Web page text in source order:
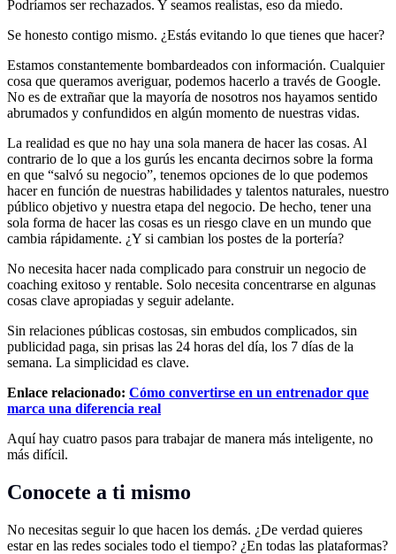
Podríamos ser rechazados. Y seamos realistas, eso da miedo.
Se honesto contigo mismo. ¿Estás evitando lo que tienes que hacer?
Estamos constantemente bombardeados con información. Cualquier
cosa que queramos averiguar, podemos hacerlo a través de Google.
No es de extrañar que la mayoría de nosotros nos hayamos sentido
abrumados y confundidos en algún momento de nuestras vidas.
La realidad es que no hay una sola manera de hacer las cosas. Al
contrario de lo que a los gurús les encanta decirnos sobre la forma
en que “salvó su negocio”, tenemos opciones de lo que podemos
hacer en función de nuestras habilidades y talentos naturales, nuestro
público objetivo y nuestra etapa del negocio. De hecho, tener una
sola forma de hacer las cosas es un riesgo clave en un mundo que
cambia rápidamente. ¿Y si cambian los postes de la portería?
No necesita hacer nada complicado para construir un negocio de
coaching exitoso y rentable. Solo necesita concentrarse en algunas
cosas clave apropiadas y seguir adelante.
Sin relaciones públicas costosas, sin embudos complicados, sin
publicidad paga, sin prisas las 24 horas del día, los 7 días de la
semana. La simplicidad es clave.
Enlace relacionado: Cómo convertirse en un entrenador que
marca una diferencia real
Aquí hay cuatro pasos para trabajar de manera más inteligente, no
más difícil.
Conocete a ti mismo
No necesitas seguir lo que hacen los demás. ¿De verdad quieres
estar en las redes sociales todo el tiempo? ¿En todas las plataformas?